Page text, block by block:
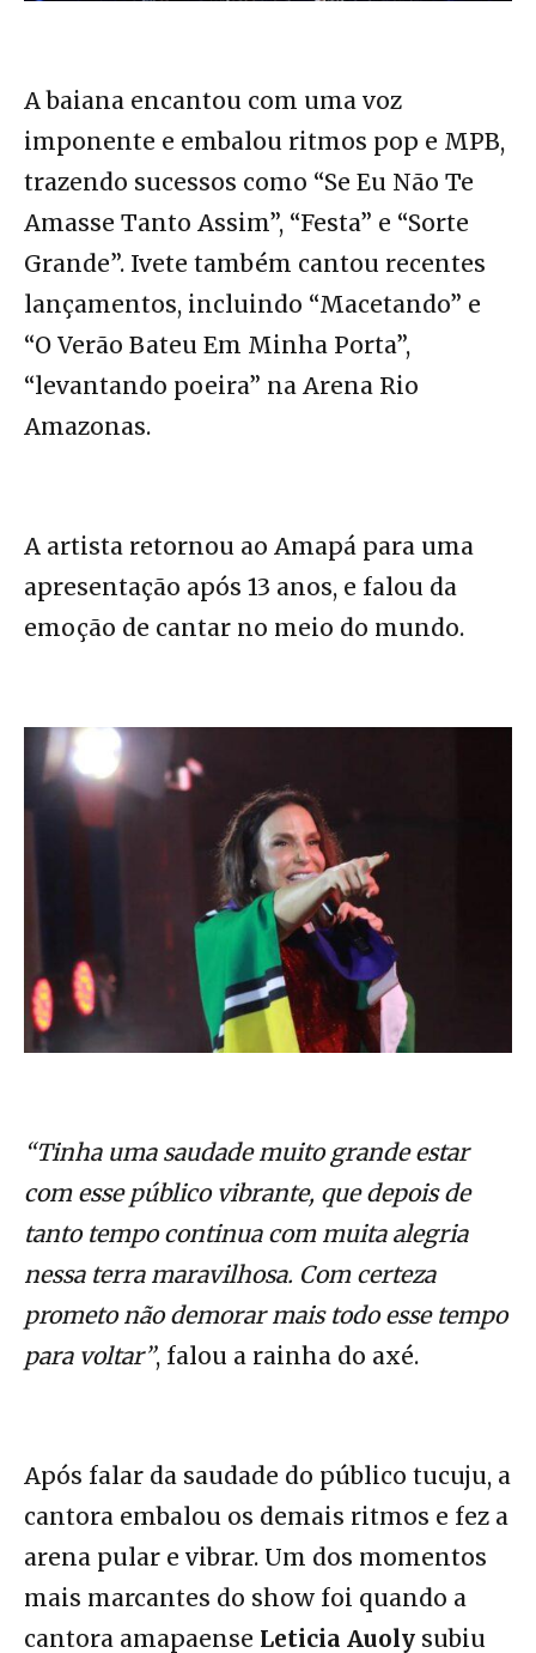
A baiana encantou com uma voz
imponente e embalou ritmos pop e MPB,
trazendo sucessos como “Se Eu Não Te
Amasse Tanto Assim”, “Festa” e “Sorte
Grande”. Ivete também cantou recentes
lançamentos, incluindo “Macetando” e
“O Verão Bateu Em Minha Porta”,
“levantando poeira” na Arena Rio
Amazonas.
A artista retornou ao Amapá para uma
apresentação após 13 anos, e falou da
emoção de cantar no meio do mundo.
“Tinha uma saudade muito grande estar
com esse público vibrante, que depois de
tanto tempo continua com muita alegria
nessa terra maravilhosa. Com certeza
prometo não demorar mais todo esse tempo
para voltar”, falou a rainha do axé.
Após falar da saudade do público tucuju, a
cantora embalou os demais ritmos e fez a
arena pular e vibrar. Um dos momentos
mais marcantes do show foi quando a
cantora amapaense Leticia Auoly subiu